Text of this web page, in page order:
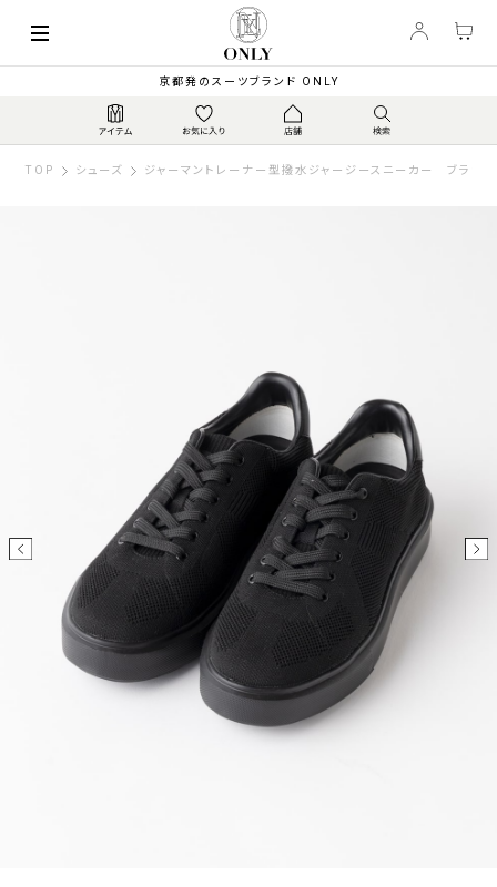
京都発のスーツブランド ONLY
TOP シューズ ジャーマントレーナー型撥水ジャージースニーカー ブラック